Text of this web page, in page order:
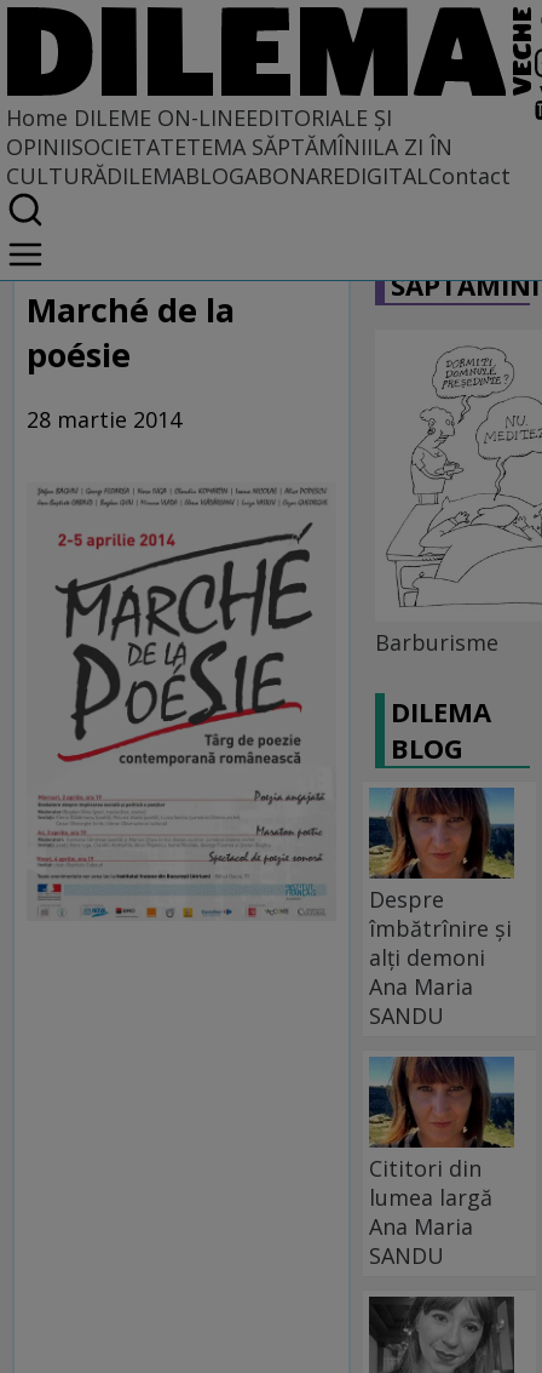
Home DILEME ON-LINEEDITORIALE ȘI
OPINIISOCIETATETEMA SĂPTĂMÎNIILA ZI ÎN
CULTURĂDILEMABLOGABONAREDIGITALContact
Home
Dileme on-line
Marché de la
poésie
28 martie 2014
Barburisme
DILEMA
BLOG
Despre
îmbătrînire și
alți demoni
Ana Maria
SANDU
Cititori din
lumea largă
Ana Maria
SANDU